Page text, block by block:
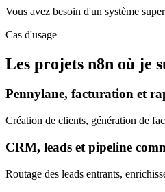
Vous avez besoin d'un système
Cas d'usage
Les projets n8n où je
Pennylane, facturation et
Création de clients, génération de
CRM, leads et pipeline
Routage des leads entrants,